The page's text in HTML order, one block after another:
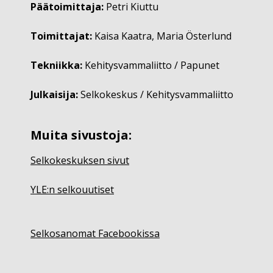
Päätoimittaja: Petri Kiuttu
Toimittajat: Kaisa Kaatra, Maria Österlund
Tekniikka: Kehitysvammaliitto / Papunet
Julkaisija:Selkokeskus / Kehitysvammaliitto
Muita sivustoja:
Selkokeskuksen sivut
YLE:n selkouutiset
Selkosanomat Facebookissa